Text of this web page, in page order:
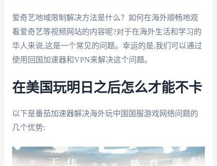
爱奇艺地域限制解决方法是什么？如何在海外顺畅地观
看爱奇艺等视频网站的内容呢?对于在海外生活和学习的
华人来说,这是一个常见的问题。幸运的是,我们可以通过
使用回国加速器和VPN来解决这个问题。
在美国玩明日之后怎么才能不卡
以下是番茄加速器解决海外玩中国国服游戏网络问题的
几个优势: